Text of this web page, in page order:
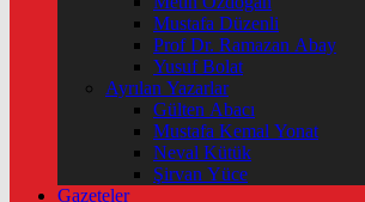
Mustafa Düzenli
Prof Dr. Ramazan Abay
Yusuf Bolat
Ayrılan Yazarlar
Gülten Abacı
Mustafa Kemal Yonat
Neval Kütük
Şirvan Yüce
Gazeteler